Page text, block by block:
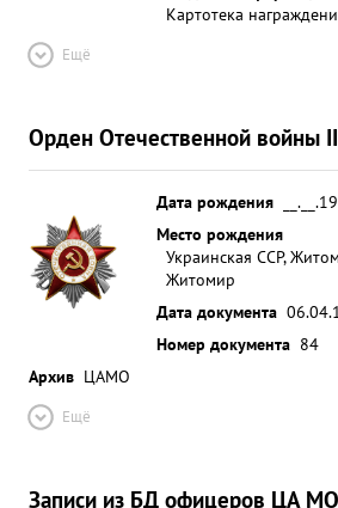
Картотека
Ещё
Орден Отечественной войны
Дата рождения
Место рождения
Украинская ССР,
Житомир
Дата документа
Номер документа 84
Архив ЦАМО
Ещё
Записи из БД офицеров ЦА